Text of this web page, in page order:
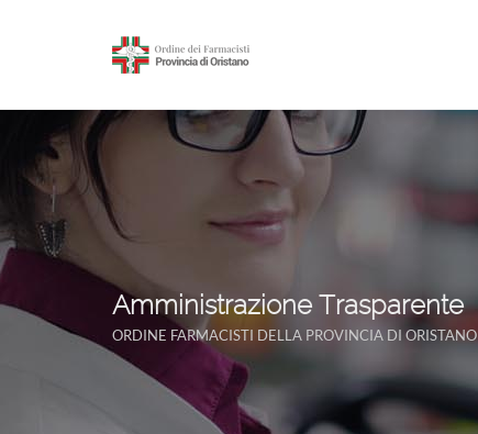
Amministrazione Trasparente
ORDINE FARMACISTI DELLA PROVINCIA DI ORISTANO